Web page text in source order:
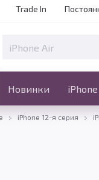
Trade In
Новинки iPhone
Новинки
iPhone 12-я серия